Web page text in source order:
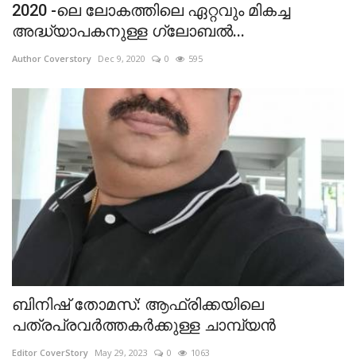
2020 -ലെ ലോകത്തിലെ ഏറ്റവും മികച്ച
അദ്ധ്യാപകനുള്ള ഗ്ലോബൽ...
Author Coverstory Dec 9, 2020 0 595
ബിനിഷ് തോമസ്: ആഫ്രിക്കയിലെ
പത്രപ്രവർത്തകർക്കുള്ള ചാമ്പ്യൻ
Editor CoverStory May 29, 2023 0 1063